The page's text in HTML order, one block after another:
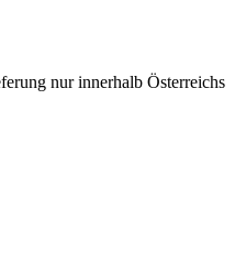
nur innerhalb Österreichs